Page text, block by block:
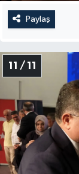
Paylaş
11 / 11